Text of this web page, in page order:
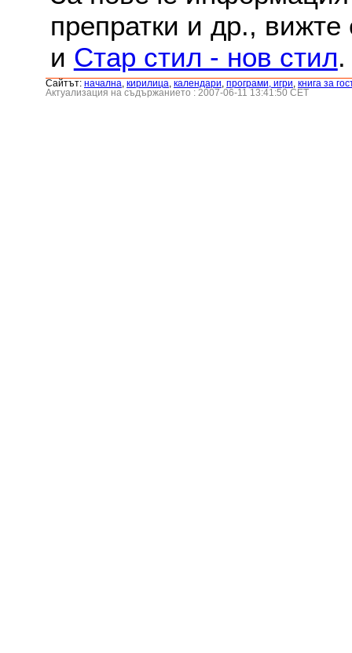
препратки и др.,
и Стар стил - нов стил.
Сайтът: началнa кирилица календари програми, игри книга за
Актуализация на съдържанието : 2007-06-11 13:41:50 CET